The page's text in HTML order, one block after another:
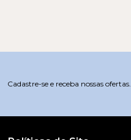
Cadastre-se e receba nossas ofertas.